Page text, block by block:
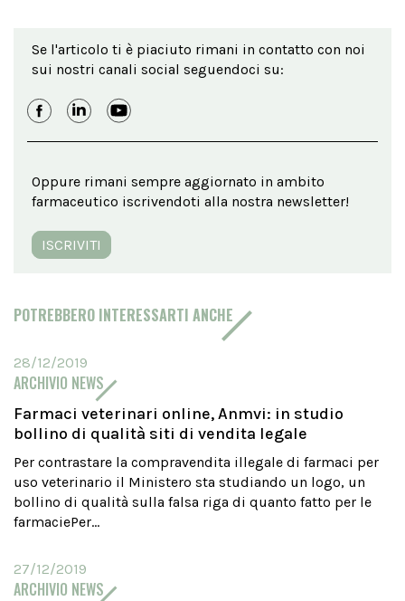
Se l'articolo ti è piaciuto rimani in contatto con noi
sui nostri canali social seguendoci su:
Oppure rimani sempre aggiornato in ambito
farmaceutico iscrivendoti alla nostra newsletter!
ISCRIVITI
POTREBBERO INTERESSARTI ANCHE
28/12/2019
ARCHIVIO NEWS
Farmaci veterinari online, Anmvi: in studio
bollino di qualità siti di vendita legale
Per contrastare la compravendita illegale di farmaci per
uso veterinario il Ministero sta studiando un logo, un
bollino di qualità sulla falsa riga di quanto fatto per le
farmaciePer...
27/12/2019
ARCHIVIO NEWS